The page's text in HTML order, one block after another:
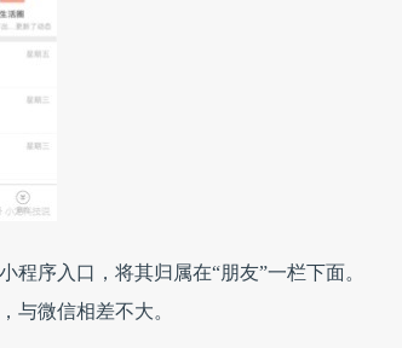
序入口，将其归属在“朋友”一栏下面。
与微信相差不大。